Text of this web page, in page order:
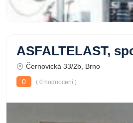
ASFALTELAST,
Černovická 33/2b, Brno
0
( 0 hodnocení )